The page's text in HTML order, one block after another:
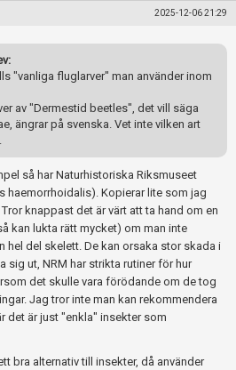
2025-12-06 21:29
"vanliga fluglarver" man använder inom
av "Dermestid beetles", det vill säga
ängrar på svenska. Vet inte vilken art
så har Naturhistoriska Riksmuseet
haemorrhoidalis). Kopierar lite som jag
knappast det är värt att ta hand om en
kan lukta rätt mycket) om man inte
hel del skelett. De kan orsaka stor skada i
sig ut, NRM har strikta rutiner för hur
det skulle vara förödande om de tog
Jag tror inte man kan rekommendera
det är just "enkla" insekter som
bra alternativ till insekter, då använder